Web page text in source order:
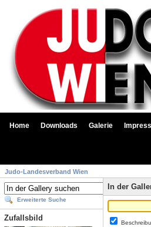
Home Downloads Galerie
Judo-Landesverband Wien
Erweiterte Suche
Zufallsbild
In der